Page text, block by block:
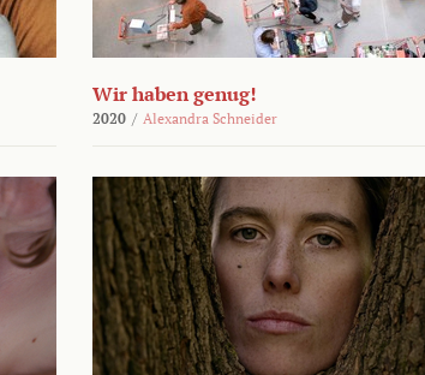
Wir haben genug!
2020 / Alexandra Schneider